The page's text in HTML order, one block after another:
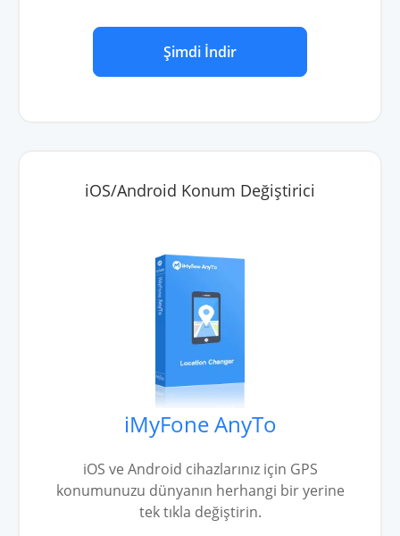
Şimdi İndir
iOS/Android Konum Değiştirici
iMyFone AnyTo
iOS ve Android cihazlarınız için GPS
konumunuzu dünyanın herhangi bir yerine
tek tıkla değiştirin.